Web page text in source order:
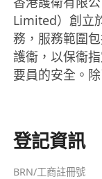
Limited）創立
務，服務範圍
護衞，以保衞
要員的安全。
登記資訊
BRN/工商註冊號